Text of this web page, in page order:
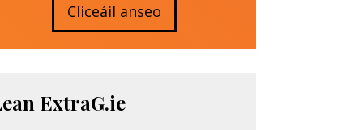
Cliceáil anseo
ExtraG.ie